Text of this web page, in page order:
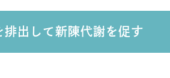
出して新陳代謝を促す